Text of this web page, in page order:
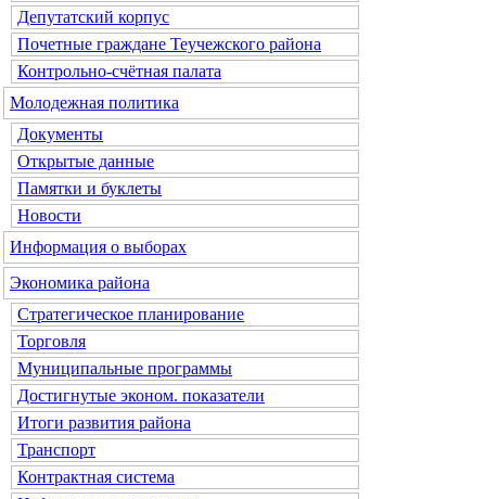
Депутатский корпус
Почетные граждане Теучежского района
Контрольно-счётная палата
Молодежная политика
Документы
Открытые данные
Памятки и буклеты
Новости
Информация о выборах
Экономика района
Стратегическое планирование
Торговля
Муниципальные программы
Достигнутые эконом. показатели
Итоги развития района
Транспорт
Контрактная система